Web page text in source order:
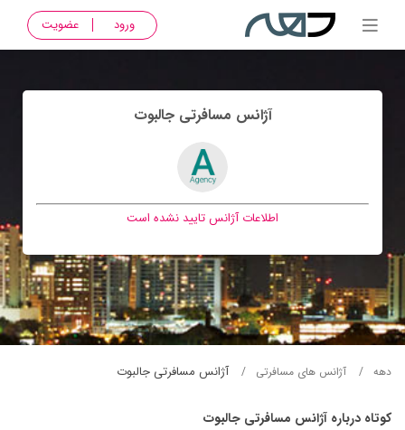
ورود عضویت
آژانس مسافرتی جالبوت
اطلاعات آژانس تایید نشده است
دهه آژانس های مسافرتی آژانس مسافرتی جالبوت
کوتاه درباره آژانس مسافرتی جالبوت